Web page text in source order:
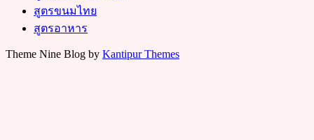
สูตรขนมไทย
สูตรอาหาร
Theme Nine Blog by Kantipur Themes